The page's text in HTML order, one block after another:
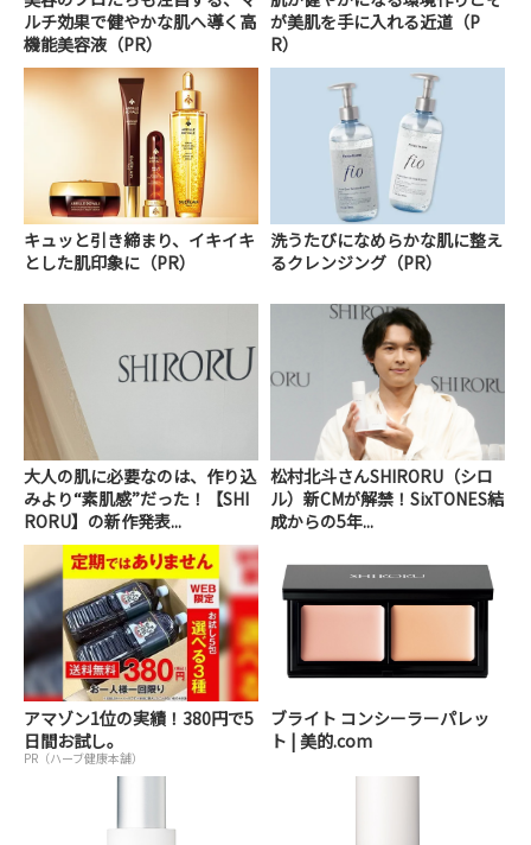
ルチ効果で健やかな肌へ導く高
機能美容液（PR）
が美肌を手に入れる近道（P
R）
キュッと引き締まり、イキイキ
とした肌印象に（PR）
洗うたびになめらかな肌に整え
るクレンジング（PR）
大人の肌に必要なのは、作り込
みより“素肌感”だった！【SHI
RORU】の新作発表...
松村北斗さんSHIRORU（シロ
ル）新CMが解禁！SixTONES結
成からの5年...
アマゾン1位の実績！380円で5
日間お試し。
PR（ハーブ健康本舗）
ブライト コンシーラーパレッ
ト | 美的.com